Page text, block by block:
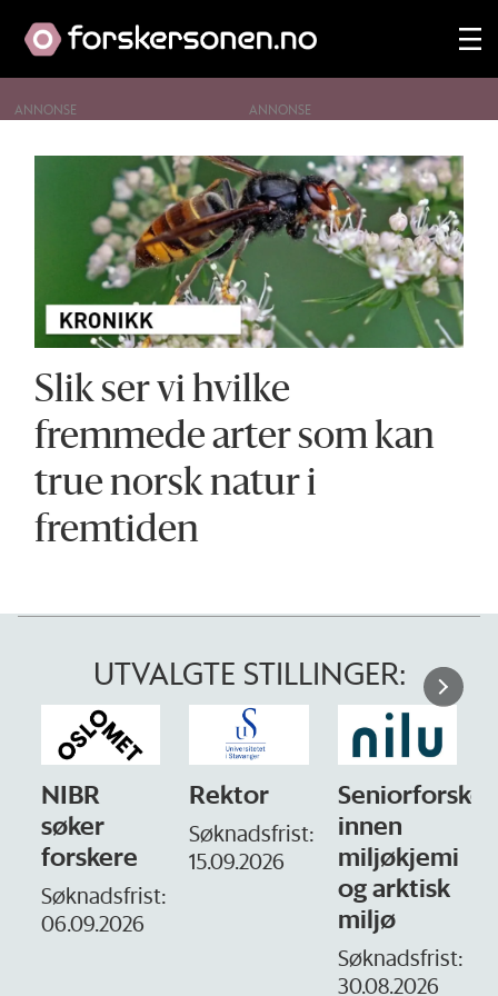
Tag:
arter
ANNONSE
Slik ser vi hvilke
fremmede arter som kan
true norsk natur i
fremtiden
UTVALGTE STILLINGER:
NIBR
søker
forskere
Søknadsfrist:
06.09.2026
Rektor
Søknadsfrist:
15.09.2026
Seniorforsker
innen
miljøkjemi
og arktisk
miljø
Søknadsfrist:
30.08.2026